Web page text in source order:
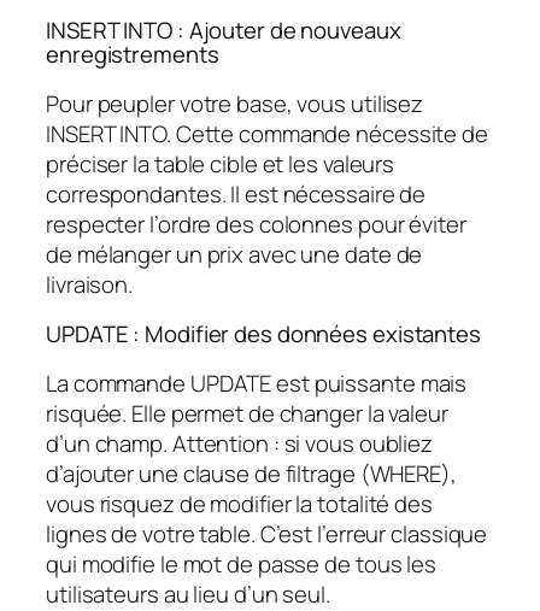
INSERT INTO : Ajouter de nouveaux
enregistrements
Pour peupler votre base, vous utilisez
INSERT INTO. Cette commande nécessite de
préciser la table cible et les valeurs
correspondantes. Il est nécessaire de
respecter l’ordre des colonnes pour éviter
de mélanger un prix avec une date de
livraison.
UPDATE : Modifier des données existantes
La commande UPDATE est puissante mais
risquée. Elle permet de changer la valeur
d’un champ. Attention : si vous oubliez
d’ajouter une clause de filtrage (WHERE),
vous risquez de modifier la totalité des
lignes de votre table. C’est l’erreur classique
qui modifie le mot de passe de tous les
utilisateurs au lieu d’un seul.